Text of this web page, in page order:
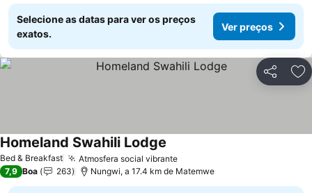
Selecione as datas para ver os preços
exatos.
Ver preços
Partilhar
Bed & Breakfast Atmosfera social vibranteVer preços
Homeland Swahili Lodge
7,9 Boa 263 Nungwi, a 17.4 km de Matemwe